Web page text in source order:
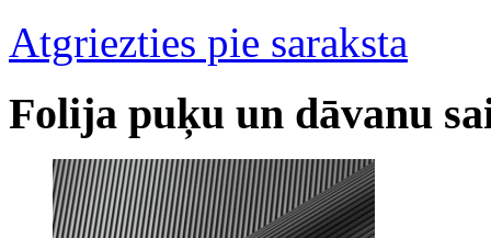
Atgriezties pie saraksta
Folija puķu un dāvanu